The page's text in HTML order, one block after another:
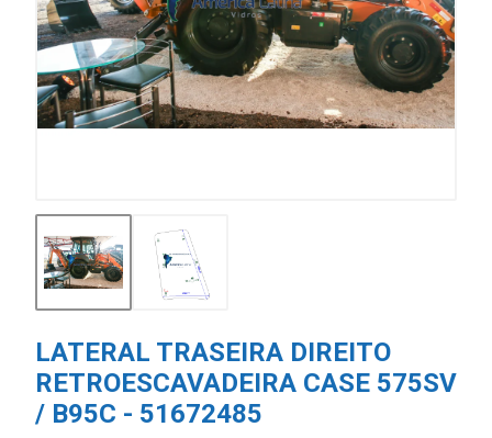
LATERAL TRASEIRA DIREITO
RETROESCAVADEIRA CASE 575SV
/ B95C - 51672485